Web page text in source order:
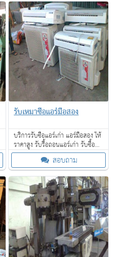
รับเหมาซื้อแอร์มือสอง
บริการรับซื้อแอร์เก่า แอร์มือสอง ให้
ราคาสูง รับรื้อถอนแอร์เก่า รับซื้อ
ของเก่าทุกชนิดจำนวนมาก บริการ
รับซื้อถึงที่ จ่ายเงินสด ให้ราคาดี
สอบถาม